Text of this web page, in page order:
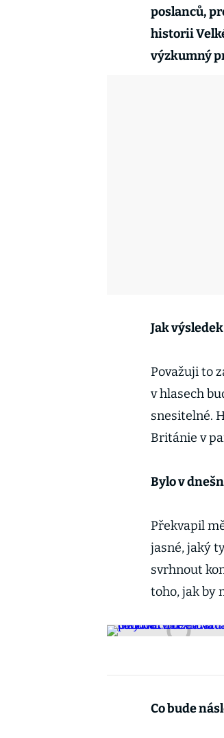
poslanců,
historii
výzkumný
Jak
Považuji to
v hlasech
snesitelné.
Británie v
Bylo v
Překvapil
jasné, jaký
svrhnout
toho, jak by
Co bude